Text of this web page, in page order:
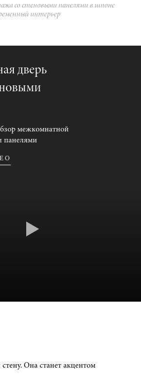
со стеновыми панелями в шпоне
интерьер
дверь
межкомнатной
панелями
Она станет акцентом